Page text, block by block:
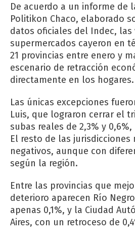
De acuerdo a un informe de
Politikon Chaco, elaborado
datos oficiales del Indec, las
supermercados cayeron en
21 provincias entre enero y
escenario de retracción
directamente en los hogares.
Las únicas excepciones
Luis, que lograron cerrar el
subas reales de 2,3% y
El resto de las jurisdicciones
negativos, aunque con
según la región.
Entre las provincias que
deterioro aparecen Río
apenas 0,1%, y la Ciudad
Aires, con un retroceso de